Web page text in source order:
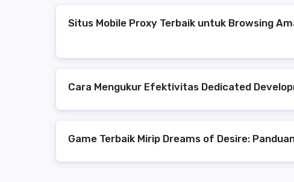
Situs Mobile Proxy Terbaik untuk Browsing
Cara Mengukur Efektivitas Dedicated
Game Terbaik Mirip Dreams of Desire: